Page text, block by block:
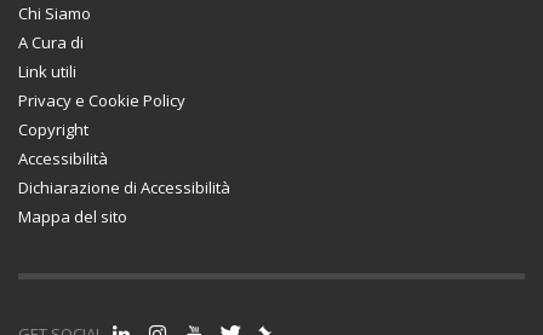
Chi Siamo
A Cura di
Link utili
Privacy e Cookie Policy
Copyright
Accessibilità
Dichiarazione di Accessibilità
Mappa del sito